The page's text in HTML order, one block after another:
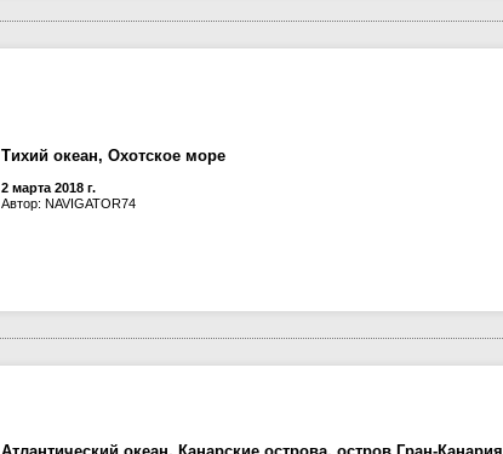
Тихий океан, Охотское море
2 марта 2018 г.
Автор: NAVIGATOR74